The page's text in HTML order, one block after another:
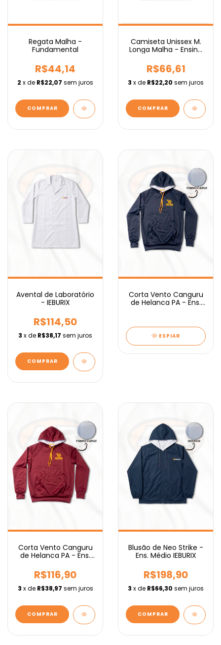
Regata Malha -
Fundamental
R$44,14
2 x de R$22,07 sem juros
COMPRAR
Camiseta Unissex M.
Longa Malha - Ensino
R$66,61
3 x de R$22,20 sem juros
COMPRAR
Avental de Laboratório
- IEBURIX
R$114,50
3 x de R$38,17 sem juros
COMPRAR
Corta Vento Canguru
de Helanca PA - Ens.
ESPIAR
Corta Vento Canguru
de Helanca PA - Ens.
R$116,90
3 x de R$38,97 sem juros
COMPRAR
Blusão de Neo Strike -
Ens. Médio IEBURIX
R$198,90
3 x de R$66,30 sem juros
COMPRAR